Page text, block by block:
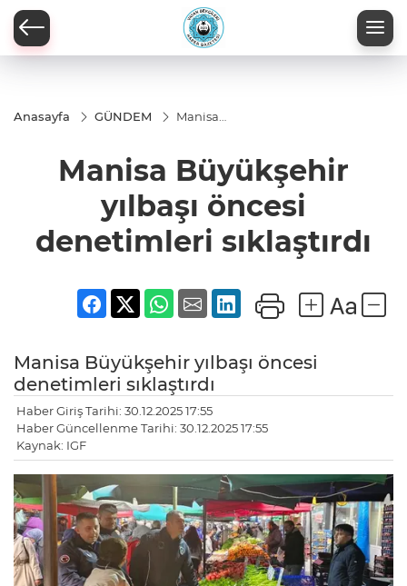
Anasayfa GÜNDEM
Manisa
öncesi
denetimleri
sıklaştırdı
Manisa Büyükşehir
yılbaşı öncesi
denetimleri sıklaştırdı
Manisa Büyükşehir yılbaşı öncesi
denetimleri sıklaştırdı
Haber Giriş Tarihi: 30.12.2025 17:55
Haber Güncellenme Tarihi: 30.12.2025 17:55
Kaynak: IGF